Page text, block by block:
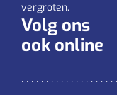
vergroten.
Volg ons
ook online